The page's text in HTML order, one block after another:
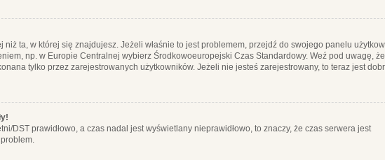
ta, w której się znajdujesz. Jeżeli właśnie to jest problemem, przejdź do swojego panelu
np. w Europie Centralnej wybierz Środkowoeuropejski Czas Standardowy. Weź pod uwagę,
tylko przez zarejestrowanych użytkowników. Jeżeli nie jesteś zarejestrowany, to teraz jest
DST prawidłowo, a czas nadal jest wyświetlany nieprawidłowo, to znaczy, że czas serwera jest